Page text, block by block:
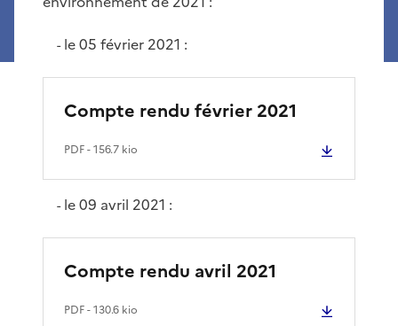
-le 05 février 2021 :
Compte rendu février 2021
PDF- 156.7 kio
-le 09 avril 2021 :
Compte rendu avril 2021
PDF- 130.6 kio